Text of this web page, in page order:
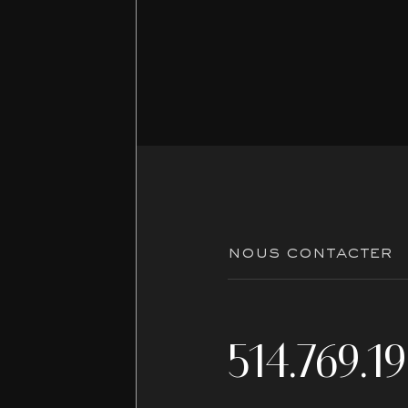
nous contacter